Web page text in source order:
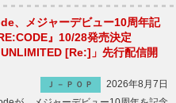
、メジャーデビュー10周年記
』10/28発売決定
UNLIMITED [Re:]」先行配信開
Ｊ－ＰＯＰ
2026年8月7日